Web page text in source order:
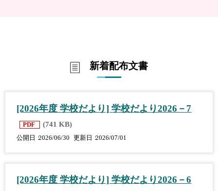
新着配布文書
[2026年度 学校だより] 学校だより2026－7
PDF (741 KB)
公開日 2026/06/30 更新日 2026/07/01
[2026年度 学校だより] 学校だより2026－6